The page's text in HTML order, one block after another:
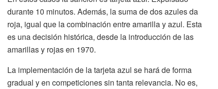
durante 10 minutos. Además, la suma de dos azules da
roja, igual que la combinación entre amarilla y azul. Esta
es una decisión histórica, desde la introducción de las
amarillas y rojas en 1970.
La implementación de la tarjeta azul se hará de forma
gradual y en competiciones sin tanta relevancia. No es,